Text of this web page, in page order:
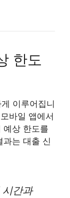
한도
이루어집니
바일 앱에서
예상 한도를
과는 대출 신
간과